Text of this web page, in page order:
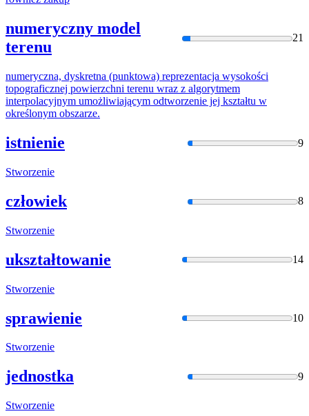
numeryczny model
terenu
21
numeryczna, dyskretna (punktowa) reprezentacja wysokości
topograficznej powierzchni terenu wraz z algorytmem
interpolacyjnym umożliwiającym odtworzenie jej kształtu w
określonym obszarze.
istnienie 9
Stworzenie
człowiek 8
Stworzenie
ukształtowanie 14
Stworzenie
sprawienie 10
Stworzenie
jednostka 9
Stworzenie